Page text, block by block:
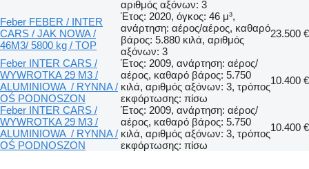
αριθμός αξόνων: 3
Feber FEBER / INTER
CARS / JAK NOWA /
46M3/ 5800 kg / TOP
Έτος: 2020, όγκος: 46 μ³,
ανάρτηση: αέρος/αέρος, καθαρό
βάρος: 5.880 κιλά, αριθμός
αξόνων: 3
23.500 €
Feber INTER CARS /
WYWROTKA 29 M3 /
ALUMINIOWA / RYNNA /
OŚ PODNOSZON
Έτος: 2009, ανάρτηση: αέρος/
αέρος, καθαρό βάρος: 5.750
κιλά, αριθμός αξόνων: 3, τρόπος
εκφόρτωσης: πίσω
10.400 €
Feber INTER CARS /
WYWROTKA 29 M3 /
ALUMINIOWA / RYNNA /
OŚ PODNOSZON
Έτος: 2009, ανάρτηση: αέρος/
αέρος, καθαρό βάρος: 5.750
κιλά, αριθμός αξόνων: 3, τρόπος
εκφόρτωσης: πίσω
10.400 €